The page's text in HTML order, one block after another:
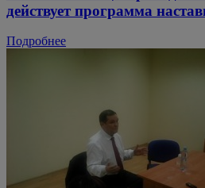
действует программа
Подробнее